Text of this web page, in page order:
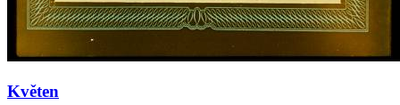
Květen